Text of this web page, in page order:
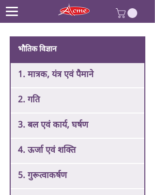
भौतिक विज्ञान
1. मात्रक, यंत्र एवं पैमाने
2. गति
3. बल एवं कार्य, घर्षण
4. ऊर्जा एवं शक्ति
5. गुरूत्वाकर्षण